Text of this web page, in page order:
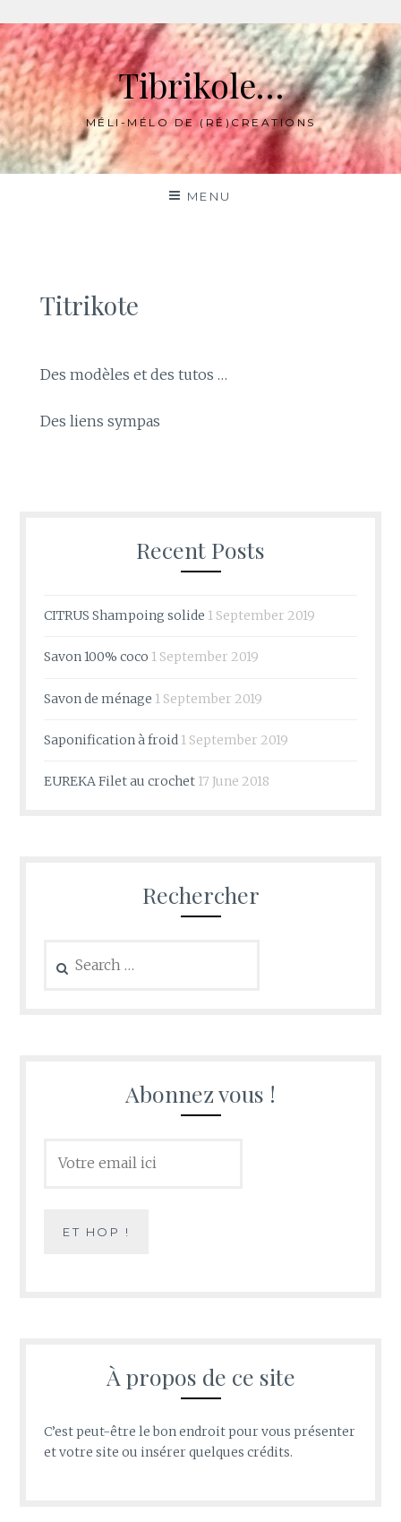
Skip
to
content
Tibrikole…
MÉLI-MÉLO DE (RÉ)CREATIONS
MENU
Titrikote
Des modèles et des tutos …
Des liens sympas
Recent Posts
CITRUS Shampoing solide 1 September 2019
Savon 100% coco 1 September 2019
Savon de ménage 1 September 2019
Saponification à froid 1 September 2019
EUREKA Filet au crochet 17 June 2018
Rechercher
for:
Abonnez vous !
À propos de ce site
C’est peut-être le bon endroit pour vous présenter
et votre site ou insérer quelques crédits.